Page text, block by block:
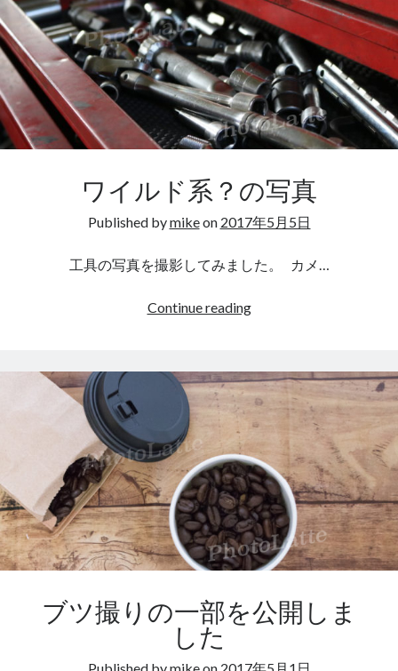
ワイルド系？の写真
Published bymikeon 2017年5月5日
工具の写真を撮影してみました。 カメ…
Continue readingワ
ド
系？
真
ブツ撮りの一部を公開しま
した